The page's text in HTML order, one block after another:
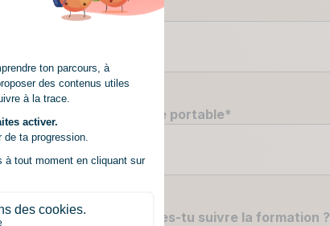
Ton prénom*
Ton numéro de téléphone portable*
Sur quel campus souhaites-tu suivre la formation ?